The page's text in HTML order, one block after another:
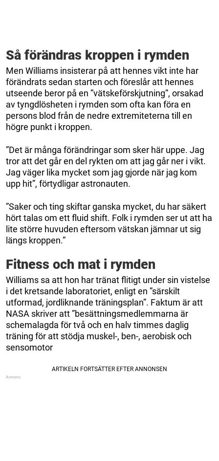
Så förändras kroppen i rymden
Men Williams insisterar på att hennes vikt inte har
förändrats sedan starten och föreslår att hennes
utseende beror på en ”vätskeförskjutning”, orsakad
av tyngdlösheten i rymden som ofta kan föra en
persons blod från de nedre extremiteterna till en
högre punkt i kroppen.
”Det är många förändringar som sker här uppe. Jag
tror att det går en del rykten om att jag går ner i vikt.
Jag väger lika mycket som jag gjorde när jag kom
upp hit”, förtydligar astronauten.
”Saker och ting skiftar ganska mycket, du har säkert
hört talas om ett fluid shift. Folk i rymden ser ut att ha
lite större huvuden eftersom vätskan jämnar ut sig
längs kroppen.”
Fitness och mat i rymden
Williams sa att hon har tränat flitigt under sin vistelse
i det kretsande laboratoriet, enligt en ”särskilt
utformad, jordliknande träningsplan”. Faktum är att
NASA skriver att ”besättningsmedlemmarna är
schemalagda för två och en halv timmes daglig
träning för att stödja muskel-, ben-, aerobisk och
sensomotor